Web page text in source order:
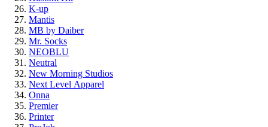
K-up
Mantis
MB by Daiber
Mr. Socks
NEOBLU
Neutral
New Morning Studios
Next Level Apparel
Onna
Premier
Printer